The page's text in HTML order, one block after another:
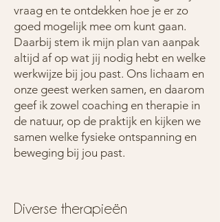
vraag en te ontdekken hoe je er zo
goed mogelijk mee om kunt gaan.
Daarbij stem ik mijn plan van aanpak
altijd af op wat jij nodig hebt en welke
werkwijze bij jou past. Ons lichaam en
onze geest werken samen, en daarom
geef ik zowel coaching en therapie in
de natuur, op de praktijk en kijken we
samen welke fysieke ontspanning en
beweging bij jou past.
Diverse therapieën